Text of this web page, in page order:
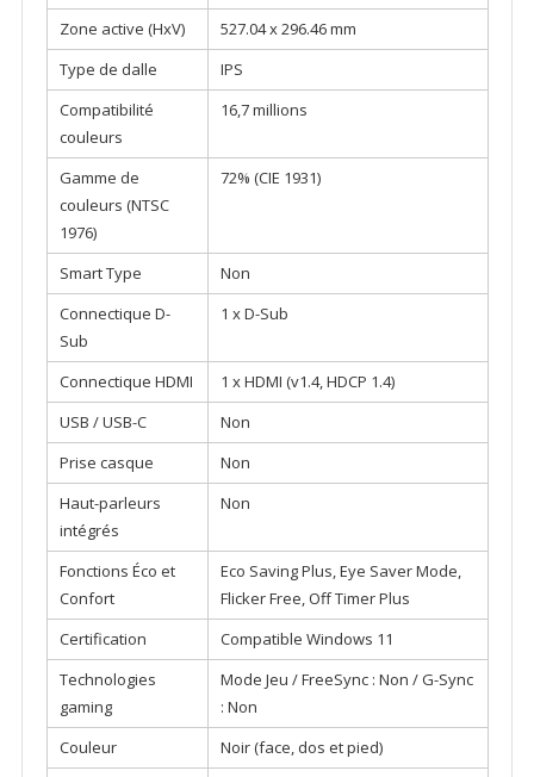
Zone active (HxV)
527.04 x 296.46 mm
Type de dalle
IPS
Compatibilité
couleurs
16,7 millions
Gamme de
couleurs (NTSC
1976)
72% (CIE 1931)
Smart Type
Non
Connectique D-
Sub
1 x D-Sub
Connectique HDMI
1 x HDMI (v1.4, HDCP 1.4)
USB / USB-C
Non
Prise casque
Non
Haut-parleurs
intégrés
Non
Fonctions Éco et
Confort
Eco Saving Plus, Eye Saver Mode,
Flicker Free, Off Timer Plus
Certification
Compatible Windows 11
Technologies
gaming
Mode Jeu / FreeSync : Non / G-Sync
: Non
Couleur
Noir (face, dos et pied)